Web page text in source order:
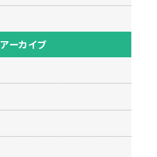
アーカイブ